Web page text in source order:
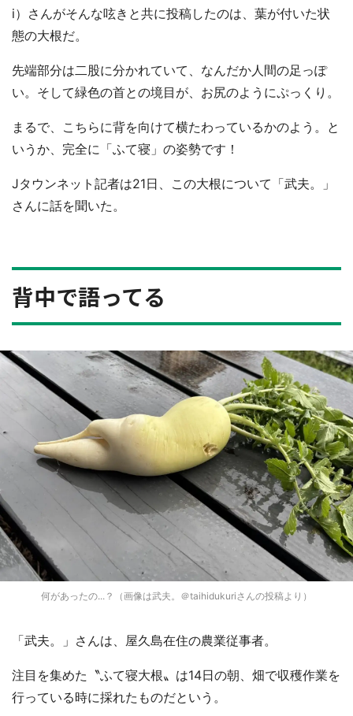
i）さんがそんな呟きと共に投稿したのは、葉が付いた状
態の大根だ。
先端部分は二股に分かれていて、なんだか人間の足っぽ
い。そして緑色の首との境目が、お尻のようにぷっくり。
まるで、こちらに背を向けて横たわっているかのよう。と
いうか、完全に「ふて寝」の姿勢です！
Jタウンネット記者は21日、この大根について「武夫。」
さんに話を聞いた。
背中で語ってる
何があったの...？（画像は武夫。＠taihidukuriさんの投稿より）
「武夫。」さんは、屋久島在住の農業従事者。
注目を集めた〝ふて寝大根〟は14日の朝、畑で収穫作業を
行っている時に採れたものだという。